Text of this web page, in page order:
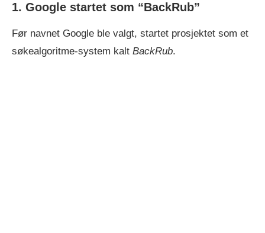
1. Google startet som “BackRub”
Før navnet Google ble valgt, startet prosjektet som et
søkealgoritme-system kalt BackRub.